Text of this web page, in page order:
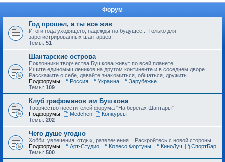
Форум
Год прошел, а ты все жив
Итоги года уходящего, надежды на будущее... Только для
зарегистрированных шантарцев.
Темы: 51
Шантарские острова
Поклонники творчества Бушкова живут по всей планете.
Ищите единомышлеников на другом континенте и в соседнем дворе.
Расскажите о себе, давайте знакомиться, общаться, дружить.
Подфорумы:
Россия, Украина,
Зарубежье
Темы: 109
Клуб графоманов им Бушкова
Творчество посетителей форума "На берегах Шантары"
Подфорумы:
Medchen,
Конкурсы
Темы: 202
Чего душе угодно
Хобби, увлечения, отдых, развлечения... Раскройтесь с новой стороны.
Подфорумы:
Арт-Студио, Колесо Фортуны, КиноЛуч
СпортБар
Темы: 500